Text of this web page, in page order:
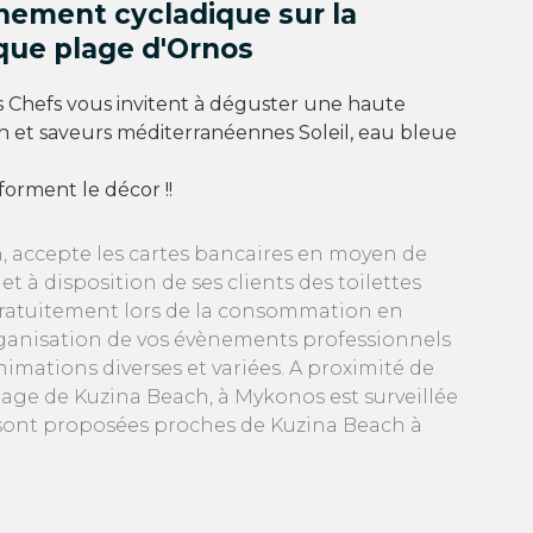
cycladique sur la
plage d'Ornos
Chefs vous invitent à déguster une haute
et saveurs méditerranéennes Soleil, eau bleue
le décor !!
les cartes bancaires en moyen de
à disposition de ses clients des toilettes
lors de la consommation en
de vos évènements professionnels
diverses et variées. A proximité de
de Kuzina Beach, à Mykonos est surveillée
proposées proches de Kuzina Beach à